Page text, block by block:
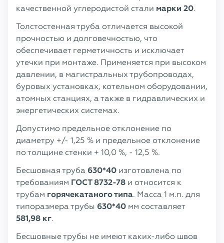
качественной углеродистой стали марки 20.
Толстостенная труба отличается высокой
прочностью и долговечностью, что
обеспечивает герметичность и исключает
утечки при монтаже. Применяется при высоком
давлении, в магистральных трубопроводах,
буровых установках, котельном оборудовании,
атомных станциях, а также в гидравлических и
энергетических системах.
Допустимо предельное отклонение по
диаметру +/- 1,25 % и предельное отклонение
по толщине стенки + 10,0 %, - 12,5 %.
Бесшовная труба 630*40 изготовлена по
требованиям ГОСТ 8732-78 и относится к
трубам горячекатаного типа. Масса 1 м.п. для
типоразмера трубы 630*40 мм составляет
581,98 кг.
Бесшовные трубы не имеют каких-либо швов